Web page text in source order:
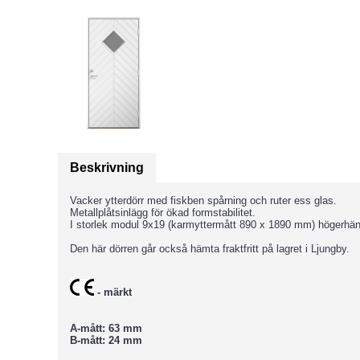
Beskrivning
Vacker ytterdörr med fiskben spårning och ruter ess glas.
Metallplåtsinlägg för ökad formstabilitet.
I storlek modul 9x19 (karmyttermått 890 x 1890 mm)
Den här dörren går också hämta fraktfritt på lagret i Ljungby.
- märkt
A-mått: 63 mm
B-mått: 24 mm